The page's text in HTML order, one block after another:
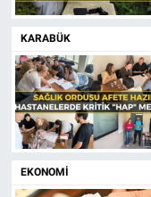
KARABÜK
EKONOMİ